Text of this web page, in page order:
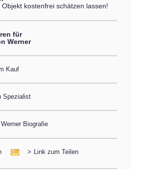
Objekt kostenfrei schätzen lassen!
für
Werner
Kauf
Spezialist
Biografie
> Link zum Teilen